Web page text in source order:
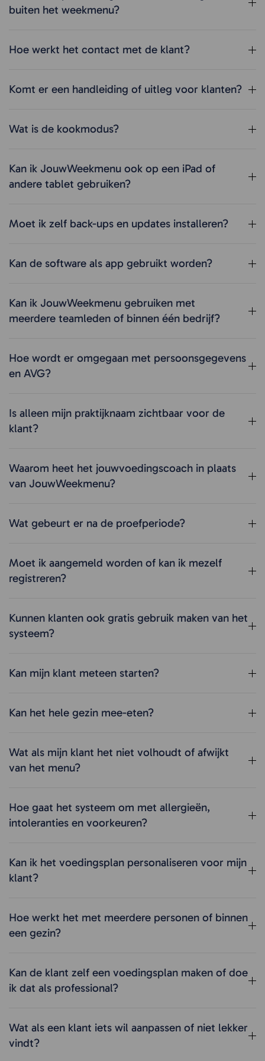
buiten het weekmenu?
Hoe werkt het contact met de klant?
Komt er een handleiding of uitleg voor klanten?
Wat is de kookmodus?
Kan ik JouwWeekmenu ook op een iPad of
andere tablet gebruiken?
Moet ik zelf back-ups en updates installeren?
Kan de software als app gebruikt worden?
Kan ik JouwWeekmenu gebruiken met
meerdere teamleden of binnen één bedrijf?
Hoe wordt er omgegaan met persoonsgegevens
en AVG?
Is alleen mijn praktijknaam zichtbaar voor de
klant?
Waarom heet het jouwvoedingscoach in plaats
van JouwWeekmenu?
Wat gebeurt er na de proefperiode?
Moet ik aangemeld worden of kan ik mezelf
registreren?
Kunnen klanten ook gratis gebruik maken van het
systeem?
Kan mijn klant meteen starten?
Kan het hele gezin mee-eten?
Wat als mijn klant het niet volhoudt of afwijkt
van het menu?
Hoe gaat het systeem om met allergieën,
intoleranties en voorkeuren?
Kan ik het voedingsplan personaliseren voor mijn
klant?
Hoe werkt het met meerdere personen of binnen
een gezin?
Kan de klant zelf een voedingsplan maken of doe
ik dat als professional?
Wat als een klant iets wil aanpassen of niet lekker
vindt?